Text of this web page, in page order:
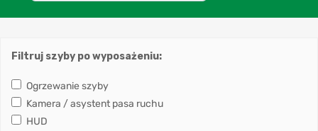
Filtruj szyby po wyposażeniu:
Ogrzewanie szyby
Kamera / asystent pasa ruchu
HUD